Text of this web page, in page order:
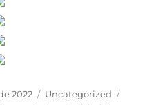
2022 Categorías
Uncategorized